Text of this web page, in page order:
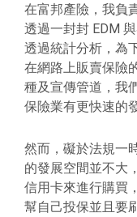
在富邦產險，我負
透過一封封 EDM
透過統計分析，為
在網路上販賣保險
種及宣傳管道，我
保險業有更快速的
然而，礙於法規一
的發展空間並不大
信用卡來進行購買
幫自己投保並且要